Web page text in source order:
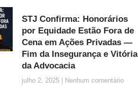
STJ Confirma: Honorários
por Equidade Estão Fora de
Cena em Ações Privadas —
Fim da Insegurança e Vitória
da Advocacia
julho 2, 2025 Nenhum comentário